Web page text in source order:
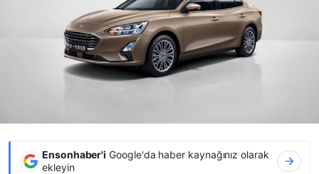
Ensonhaber'i Google'da haber kaynağınız olarak
ekleyin